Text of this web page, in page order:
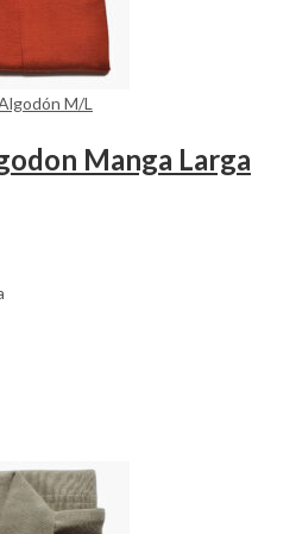
M/L
Manga Larga